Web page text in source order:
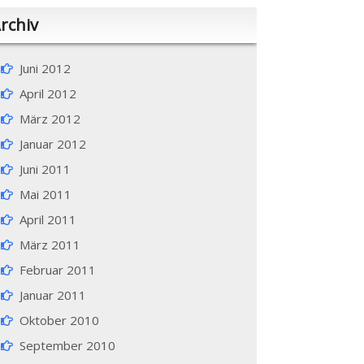
Juni 2012
April 2012
März 2012
Januar 2012
Juni 2011
Mai 2011
April 2011
März 2011
Februar 2011
Januar 2011
Oktober 2010
September 2010